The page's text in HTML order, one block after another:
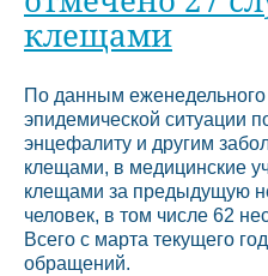
клещами
По данным еженедельного
эпидемической ситуации
энцефалиту и другим
клещами, в медицинские
клещами за предыдущую
человек, в том числе 62
Всего с марта текущего
обращений.